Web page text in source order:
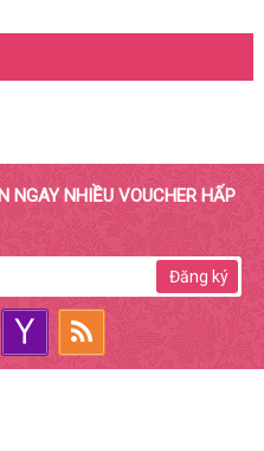
NHIỀU VOUCHER HẤP
Đăng ký